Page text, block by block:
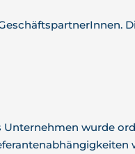
Unternehmen wurde